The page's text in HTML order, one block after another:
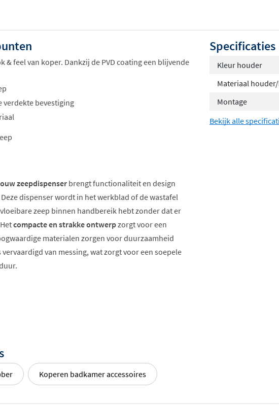
& feel van koper. Dankzij de PVD coating een blijvende
verdekte bevestiging
zeepdispenser brengt functionaliteit en design
dispenser wordt in het werkblad of de wastafel
zeep binnen handbereik hebt zonder dat er
compacte en strakke ontwerpzorgt voor een
materialen zorgen voor duurzaamheid
van messing, wat zorgt voor een soepele
look
Hotbath
Specificaties
Kleur houder
Materiaal
Montage
Bekijk alle
Koperen badkamer accessoires